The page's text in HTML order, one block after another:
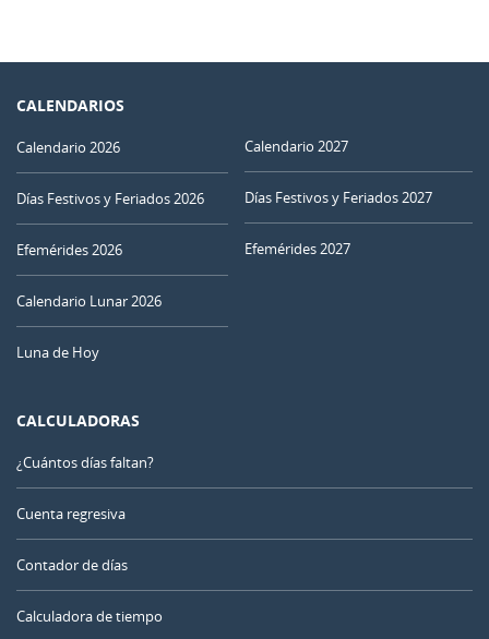
CALENDARIOS
Calendario 2026
Días Festivos y Feriados 2026
Efemérides 2026
Calendario Lunar 2026
Luna de Hoy
Calendario 2027
Días Festivos y Feriados 2027
Efemérides 2027
CALCULADORAS
¿Cuántos días faltan?
Cuenta regresiva
Contador de días
Calculadora de tiempo